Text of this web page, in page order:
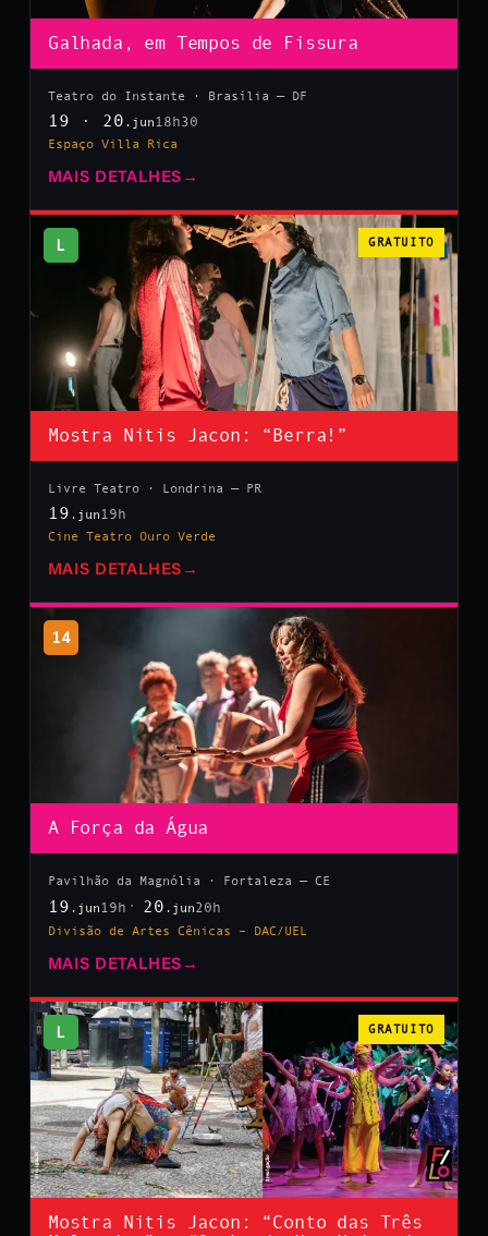
Galhada, em Tempos de Fissura
Teatro do Instante · Brasília — DF
19 · 20 .jun 18h30
Espaço Villa Rica
MAIS DETALHES →
L GRATUITO
Mostra Nitis Jacon: “Berra!”
Livre Teatro · Londrina — PR
19 .jun 19h
Cine Teatro Ouro Verde
MAIS DETALHES →
14
A Força da Água
Pavilhão da Magnólia · Fortaleza — CE
19 .jun 19h 20 .jun20h
Divisão de Artes Cênicas – DAC/UEL
MAIS DETALHES →
L GRATUITO
Mostra Nitis Jacon: “Conto das Três